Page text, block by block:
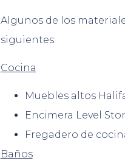
Algunos de los
siguientes:
Cocina
Muebles altos
Encimera Level
Fregadero de
Baños